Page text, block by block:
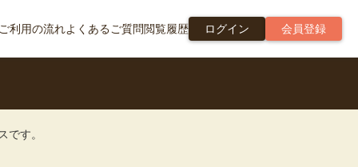
ご利用の流れよくあるご質問閲覧履歴 ログイン 会員登録
です。